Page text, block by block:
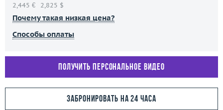
2,445 € 2,825 $
Почему такая низкая цена?
Способы оплаты
Получить персональное видео
Забронировать на 24 часа